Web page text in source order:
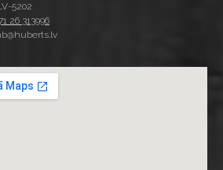
5202
26 313996